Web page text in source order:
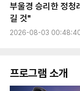
부울경 승리한 정청
길 것"
2026-08-03
프로그램 소개